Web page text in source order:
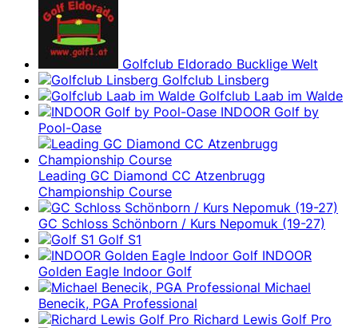
Golfclub Eldorado Bucklige Welt
Golfclub Linsberg
Golfclub Laab im Walde
INDOOR Golf by
Pool-Oase
Leading GC Diamond CC Atzenbrugg
Championship Course
GC Schloss Schönborn / Kurs Nepomuk (19-27)
Golf S1
INDOOR
Golden Eagle Indoor Golf
Michael
Benecik, PGA Professional
Richard Lewis Golf Pro